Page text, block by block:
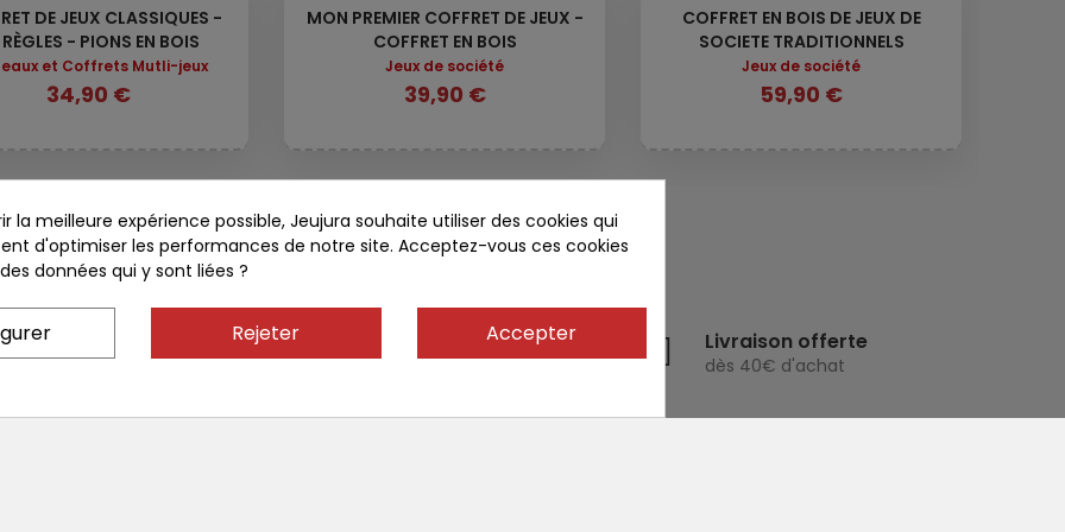
DE JEUX CLASSIQUES -
- PIONS EN BOIS
et Coffrets Mutli-jeux
34,90 €
MON PREMIER COFFRET DE JEUX -
COFFRET EN BOIS
Jeux de société
39,90 €
COFFRET EN BOIS DE JEUX DE
SOCIETE TRADITIONNELS
Jeux de société
59,90 €
sécurisé
Paypal
Respect des normes de
sécurités et environnementales
Livraison offerte
dès 40€ d'achat
la meilleure expérience possible, Jeujura souhaite utiliser des cookies qui
d'optimiser les performances de notre site. Acceptez-vous ces cookies
données qui y sont liées ?
Rejeter Accepter